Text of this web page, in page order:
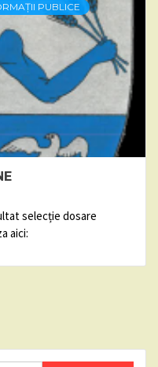
PUBLICE
selecție dosare
aici: